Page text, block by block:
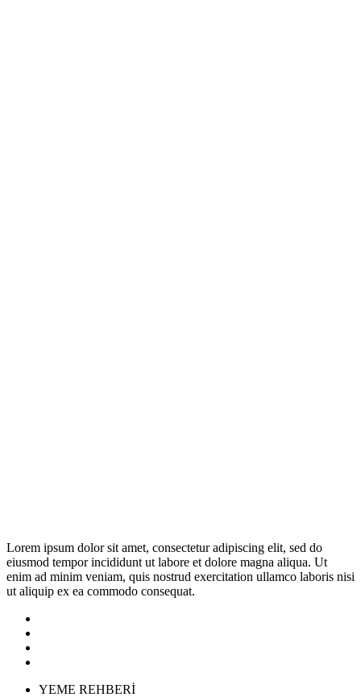
Lorem ipsum dolor sit amet, consectetur adipiscing elit, sed do
eiusmod tempor incididunt ut labore et dolore magna aliqua. Ut
enim ad minim veniam, quis nostrud exercitation ullamco laboris nisi
ut aliquip ex ea commodo consequat.
YEME REHBERİ